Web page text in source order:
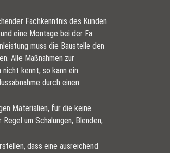
Fachkenntnis des Kunden
eine Montage bei der Fa.
muss die Baustelle den
Alle Maßnahmen zur
nicht kennt, so kann ein
durch einen
Materialien, für die keine
um Schalungen, Blenden,
dass eine ausreichend